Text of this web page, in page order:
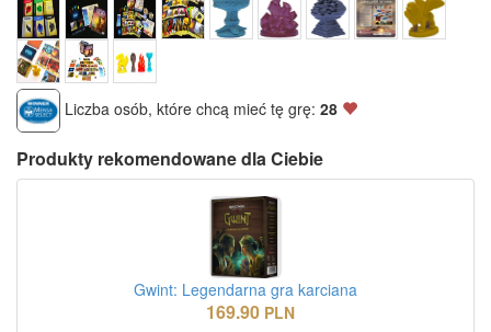
Liczba osób, które chcą mieć tę grę: 28
Produkty rekomendowane dla Ciebie
Gwint: Legendarna gra karciana
169.90 PLN